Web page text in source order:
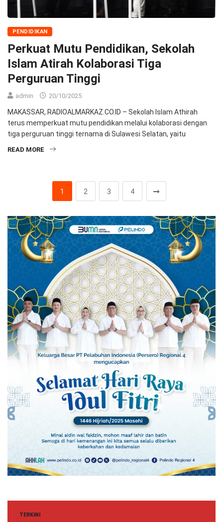
PENDIDIKAN
Perkuat Mutu Pendidikan, Sekolah
Islam Atirah Kolaborasi Tiga
Perguruan Tinggi
admin 20/10/2025
MAKASSAR, RADIOALMARKAZ.CO.ID – Sekolah Islam Athirah
terus memperkuat mutu pendidikan melalui kolaborasi dengan
tiga perguruan tinggi ternama di Sulawesi Selatan, yaitu
READ MORE
1 2 3 4
TERKINI